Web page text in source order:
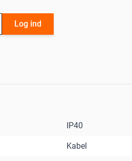
Log ind
IP40
Kabel